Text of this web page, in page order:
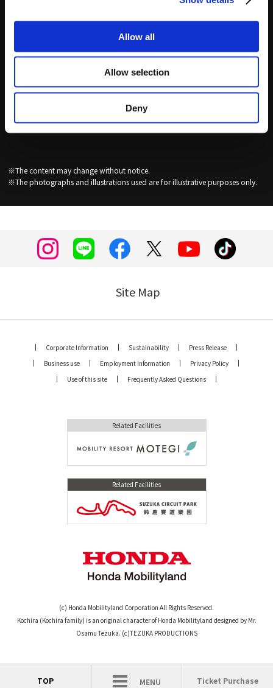
Allow all
Allow selection
Deny
※The content may change without notice.
※The photographs and illustrations used are for illustrative purposes only.
Site Map
Corporate Information Sustainability
Press Release
Business use
Employment Information
Privacy Policy
Use of this site
Frequently Asked Questions
(c) Honda Mobilityland Corporation All Rights Reserved.
Kochira (Kochira family) is an original character of Honda Mobilityland designed by Mr.
Osamu Tezuka. (c)TEZUKA PRODUCTIONS
Related Facilities
Related Facilities
TOP MENU Ticket Purchase